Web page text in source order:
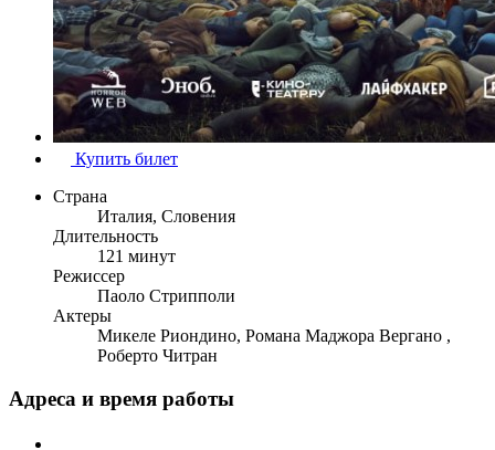
Купить билет
Страна
Италия, Словения
Длительность
121 минут
Режиссер
Паоло Стрипполи
Актеры
Микеле Риондино, Романа Маджора Вергано ,
Роберто Читран
Адреса и время работы